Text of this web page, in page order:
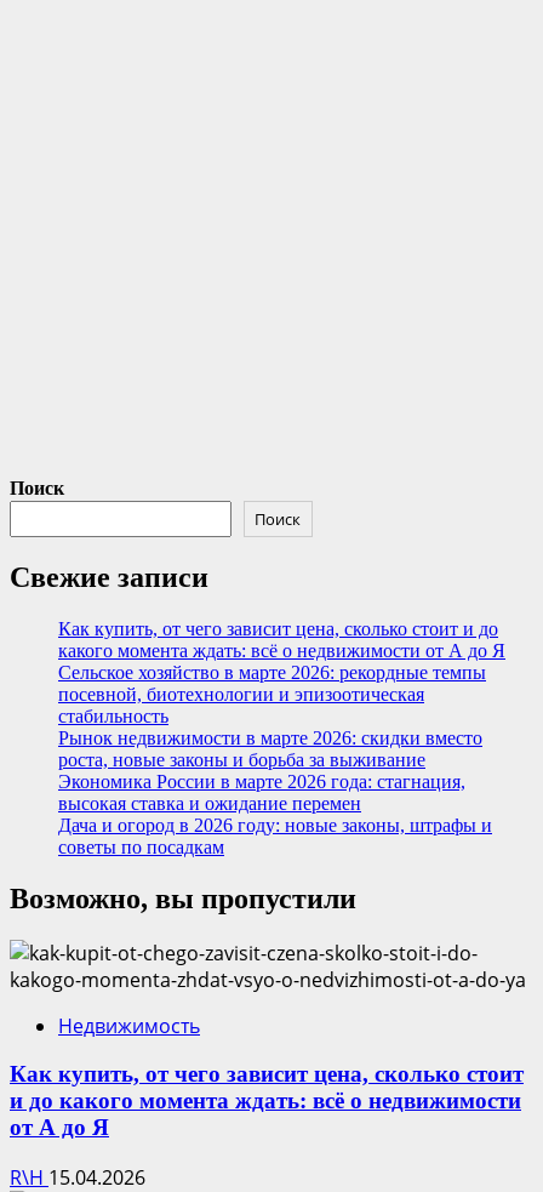
Поиск
Поиск
Свежие записи
Как купить, от чего зависит цена, сколько стоит и до
какого момента ждать: всё о недвижимости от А до Я
Сельское хозяйство в марте 2026: рекордные темпы
посевной, биотехнологии и эпизоотическая
стабильность
Рынок недвижимости в марте 2026: скидки вместо
роста, новые законы и борьба за выживание
Экономика России в марте 2026 года: стагнация,
высокая ставка и ожидание перемен
Дача и огород в 2026 году: новые законы, штрафы и
советы по посадкам
Возможно, вы пропустили
Недвижимость
Как купить, от чего зависит цена, сколько стоит
и до какого момента ждать: всё о недвижимости
от А до Я
R\H 15.04.2026